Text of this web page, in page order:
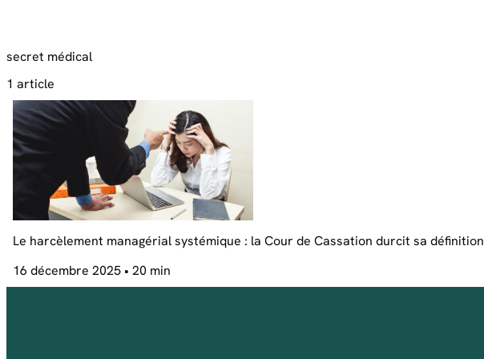
secret médical
1 article
Le harcèlement managérial systémique : la Cour de Cassation durcit sa définition
16 décembre 2025 • 20 min